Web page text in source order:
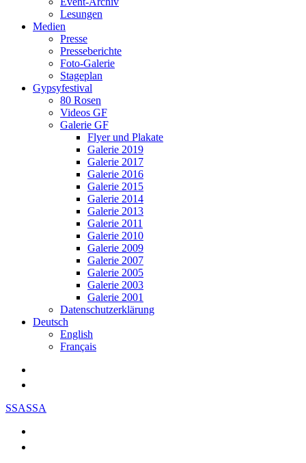
Lesungen
Medien
Presse
Presseberichte
Foto-Galerie
Stageplan
Gypsyfestival
80 Rosen
Videos GF
Galerie GF
Flyer und Plakate
Galerie 2019
Galerie 2017
Galerie 2016
Galerie 2015
Galerie 2014
Galerie 2013
Galerie 2011
Galerie 2010
Galerie 2009
Galerie 2007
Galerie 2005
Galerie 2003
Galerie 2001
Datenschutzerklärung
Deutsch
English
Français
SSASSA